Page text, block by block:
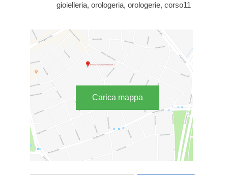
gioielleria, orologeria, orologerie, corso11
Carica mappa